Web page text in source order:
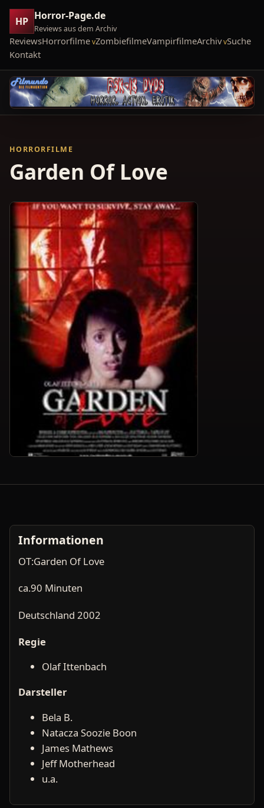
HP Horror-Page.de
Reviews aus dem Archiv
ReviewsHorrorfilme ZombiefilmeVampirfilmeArchiv Suche
Kontakt
HORRORFILME
Garden Of Love
Informationen
OT:Garden Of Love
ca.90 Minuten
Deutschland 2002
Regie
Olaf Ittenbach
Darsteller
Bela B.
Natacza Soozie Boon
James Mathews
Jeff Motherhead
u.a.